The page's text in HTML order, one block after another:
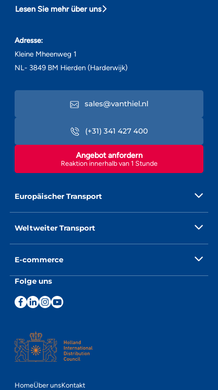
Lesen Sie mehr über uns
Adresse:
Kleine Mheenweg 1
NL- 3849 BM Hierden (Harderwijk)
sales@vanthiel.nl
(+31) 341 427 400
Reaktion innerhalb van 1 Stunde
Angebot anfordern
Europäischer Transport
Weltweiter Transport
E-commerce
Folge uns
HomeÜber unsKontakt